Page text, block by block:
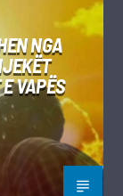
NGA
VAPËS